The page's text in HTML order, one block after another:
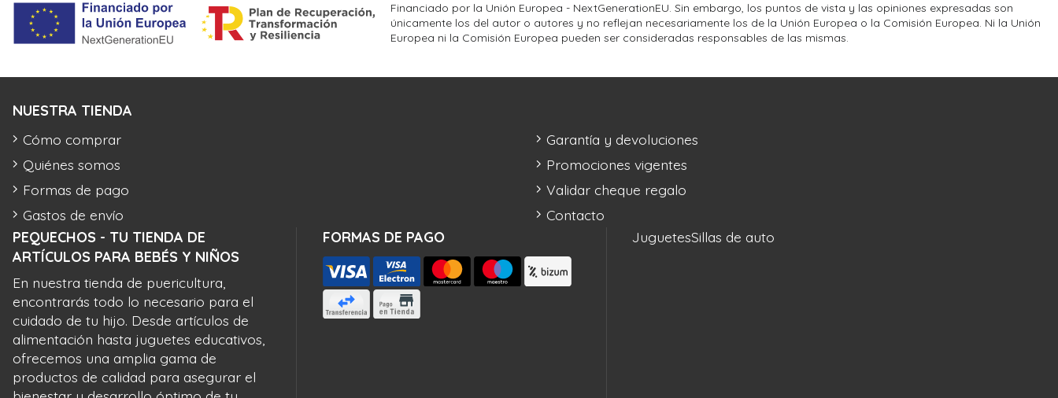
Financiado por la Unión Europea - NextGenerationEU. Sin embargo, los puntos de vista y las opiniones expresadas son
únicamente los del autor o autores y no reflejan necesariamente los de la Unión Europea o la Comisión Europea. Ni la Unión
Europea ni la Comisión Europea pueden ser consideradas responsables de las mismas.
PEQUECHOS - TU TIENDA DE
ARTÍCULOS PARA BEBÉS Y NIÑOS
En nuestra tienda de puericultura,
encontrarás todo lo necesario para el
cuidado de tu hijo. Desde artículos de
alimentación hasta juguetes educativos,
ofrecemos una amplia gama de
productos de calidad para asegurar el
FORMAS DE PAGO
NUESTRA TIENDA
Cómo comprar
Quiénes somos
Formas de pago
Gastos de envío
Garantía y devoluciones
Promociones vigentes
Validar cheque regalo
Contacto
JuguetesSillas de auto